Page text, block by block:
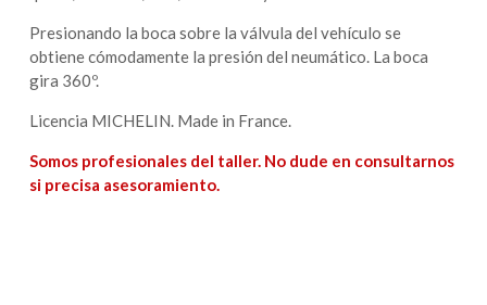
Presionando la boca sobre la válvula del vehículo se
obtiene cómodamente la presión del neumático. La boca
gira 360º.
Licencia MICHELIN. Made in France.
Somos profesionales del taller. No dude en consultarnos
si precisa asesoramiento.